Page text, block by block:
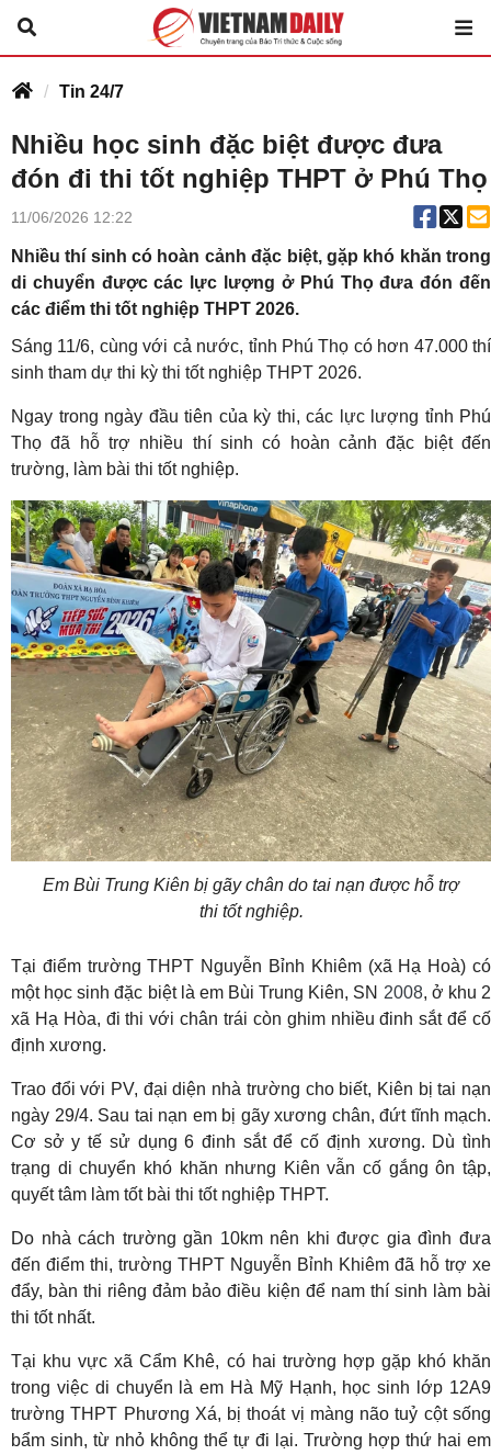
Tin 24/7
Nhiều học sinh đặc biệt được đưa
đón đi thi tốt nghiệp THPT ở Phú Thọ
11/06/2026 12:22
Nhiều thí sinh có hoàn cảnh đặc biệt, gặp khó khăn trong
di chuyển được các lực lượng ở Phú Thọ đưa đón đến
các điểm thi tốt nghiệp THPT 2026.
Sáng 11/6, cùng với cả nước, tỉnh Phú Thọ có hơn 47.000 thí
sinh tham dự thi kỳ thi tốt nghiệp THPT 2026.
Ngay trong ngày đầu tiên của kỳ thi, các lực lượng tỉnh Phú
Thọ đã hỗ trợ nhiều thí sinh có hoàn cảnh đặc biệt đến
trường, làm bài thi tốt nghiệp.
Em Bùi Trung Kiên bị gãy chân do tai nạn được hỗ trợ
thi tốt nghiệp.
Tại điểm trường THPT Nguyễn Bỉnh Khiêm (xã Hạ Hoà) có
một học sinh đặc biệt là em Bùi Trung Kiên, SN 2008, ở khu 2
xã Hạ Hòa, đi thi với chân trái còn ghim nhiều đinh sắt để cố
định xương.
Trao đổi với PV, đại diện nhà trường cho biết, Kiên bị tai nạn
ngày 29/4. Sau tai nạn em bị gãy xương chân, đứt tĩnh mạch.
Cơ sở y tế sử dụng 6 đinh sắt để cố định xương. Dù tình
trạng di chuyển khó khăn nhưng Kiên vẫn cố gắng ôn tập,
quyết tâm làm tốt bài thi tốt nghiệp THPT.
Do nhà cách trường gần 10km nên khi được gia đình đưa
đến điểm thi, trường THPT Nguyễn Bỉnh Khiêm đã hỗ trợ xe
đẩy, bàn thi riêng đảm bảo điều kiện để nam thí sinh làm bài
thi tốt nhất.
Tại khu vực xã Cẩm Khê, có hai trường hợp gặp khó khăn
trong việc di chuyển là em Hà Mỹ Hạnh, học sinh lớp 12A9
trường THPT Phương Xá, bị thoát vị màng não tuỷ cột sống
bẩm sinh, từ nhỏ không thể tự đi lại. Trường hợp thứ hai em